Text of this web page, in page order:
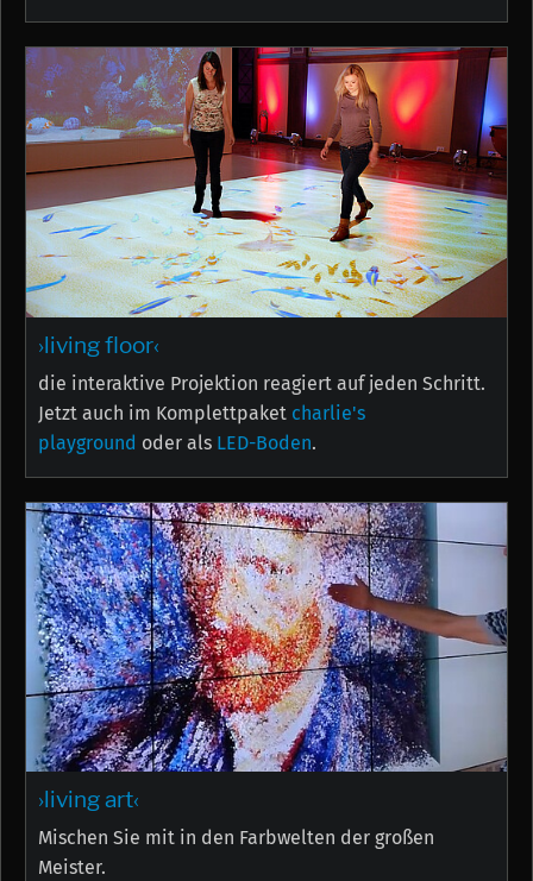
›living floor‹
die interaktive Projektion reagiert auf jeden Schritt.
Jetzt auch im Komplettpaket charlie's
playground oder als LED-Boden.
›living art‹
Mischen Sie mit in den Farbwelten der großen
Meister.